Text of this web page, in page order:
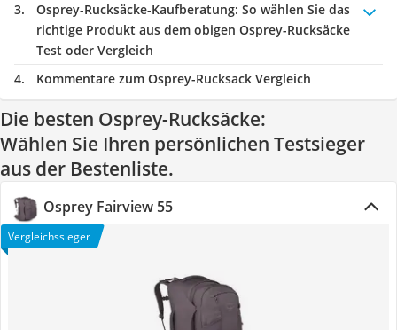
Osprey-Rucksäcke-Kaufberatung: So wählen Sie das
richtige Produkt aus dem obigen Osprey-Rucksäcke
Test oder Vergleich
Kommentare zum Osprey-Rucksack Vergleich
Die besten Osprey-Rucksäcke:
Wählen Sie Ihren persönlichen Testsieger
aus der Bestenliste.
Osprey Fairview 55
Vergleichssieger